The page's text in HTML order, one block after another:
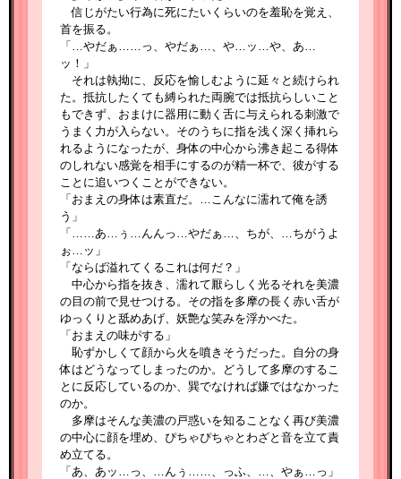
信じがたい行為に死にたいくらいのを羞恥を覚え、
首を振る。
「…やだぁ……っ、やだぁ…、や…ッ…や、あ…
ッ！」
それは執拗に、反応を愉しむように延々と続けられ
た。抵抗したくても縛られた両腕では抵抗らしいこと
もできず、おまけに器用に動く舌に与えられる刺激で
うまく力が入らない。そのうちに指を浅く深く挿れら
れるようになったが、身体の中心から沸き起こる得体
のしれない感覚を相手にするのが精一杯で、彼がする
ことに追いつくことができない。
「おまえの身体は素直だ。…こんなに濡れて俺を誘
う」
「……あ…ぅ…んんっ…やだぁ…、ちが、…ちがうよ
ぉ…ッ」
「ならば溢れてくるこれは何だ？」
中心から指を抜き、濡れて厭らしく光るそれを美濃
の目の前で見せつける。その指を多摩の長く赤い舌が
ゆっくりと舐めあげ、妖艶な笑みを浮かべた。
「おまえの味がする」
恥ずかしくて顔から火を噴きそうだった。自分の身
体はどうなってしまったのか。どうして多摩のするこ
とに反応しているのか、巽でなければ嫌ではなかった
のか。
多摩はそんな美濃の戸惑いを知ることなく再び美濃
の中心に顔を埋め、ぴちゃぴちゃとわざと音を立て責
め立てる。
「あ、あッ…っ、…んぅ……、っふ、…、やぁ…っ」